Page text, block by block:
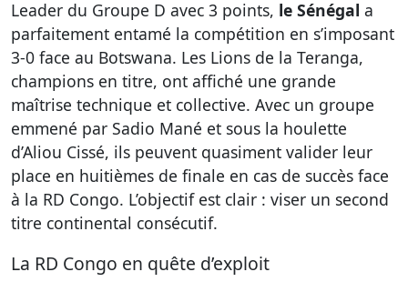
Leader du Groupe D avec 3 points, le Sénégal a
parfaitement entamé la compétition en s’imposant
3-0 face au Botswana. Les Lions de la Teranga,
champions en titre, ont affiché une grande
maîtrise technique et collective. Avec un groupe
emmené par Sadio Mané et sous la houlette
d’Aliou Cissé, ils peuvent quasiment valider leur
place en huitièmes de finale en cas de succès face
à la RD Congo. L’objectif est clair : viser un second
titre continental consécutif.
La RD Congo en quête d’exploit